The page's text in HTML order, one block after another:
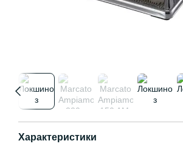
Характеристики